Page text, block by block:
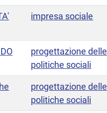
impresa sociale
progettazione delle
politiche sociali
progettazione delle
politiche sociali